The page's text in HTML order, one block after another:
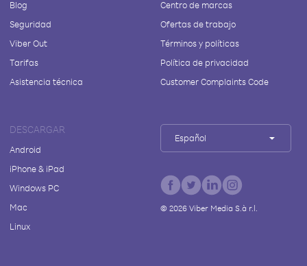
Blog
Seguridad
Viber Out
Tarifas
Asistencia técnica
Centro de marcas
Ofertas de trabajo
Términos y políticas
Política de privacidad
Customer Complaints Code
DESCARGAR
Android
iPhone & iPad
Windows PC
Mac
Linux
Español
© 2026Viber Media S.à r.l.